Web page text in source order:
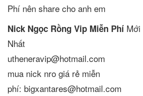
Phí nên share cho anh em
Nick Ngọc Rồng Vip Miễn Phí Mới
Nhất
utheneravip@hotmail.com
mua nick nro giá rẻ miễn
phí: bigxantares@hotmail.com